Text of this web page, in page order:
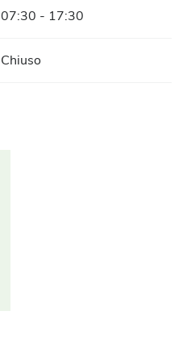
07:30 - 17:30
Chiuso